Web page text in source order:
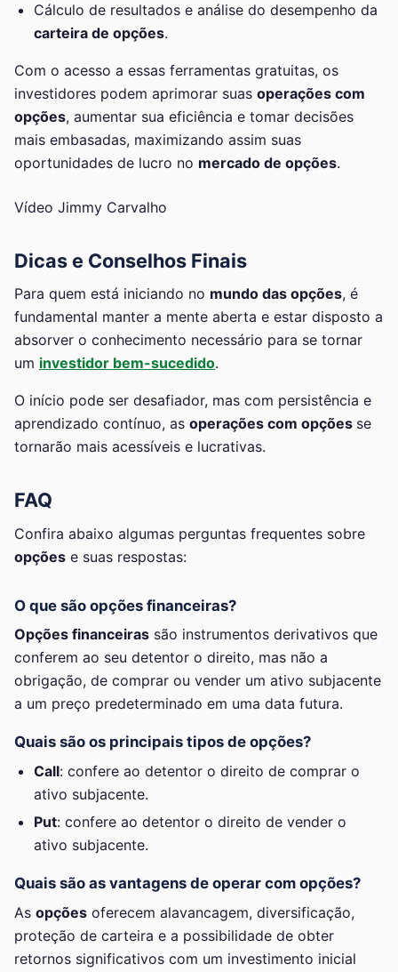
Cálculo de resultados e análise do desempenho da
carteira de opções.
Com o acesso a essas ferramentas gratuitas, os
investidores podem aprimorar suas operações com
opções, aumentar sua eficiência e tomar decisões
mais embasadas, maximizando assim suas
oportunidades de lucro no mercado de opções.
Vídeo Jimmy Carvalho
Dicas e Conselhos Finais
Para quem está iniciando no mundo das opções, é
fundamental manter a mente aberta e estar disposto a
absorver o conhecimento necessário para se tornar
um investidor bem-sucedido.
O início pode ser desafiador, mas com persistência e
aprendizado contínuo, as operações com opções se
tornarão mais acessíveis e lucrativas.
FAQ
Confira abaixo algumas perguntas frequentes sobre
opções e suas respostas:
O que são opções financeiras?
Opções financeiras são instrumentos derivativos que
conferem ao seu detentor o direito, mas não a
obrigação, de comprar ou vender um ativo subjacente
a um preço predeterminado em uma data futura.
Quais são os principais tipos de opções?
Call: confere ao detentor o direito de comprar o
ativo subjacente.
Put: confere ao detentor o direito de vender o
ativo subjacente.
Quais são as vantagens de operar com opções?
As opções oferecem alavancagem, diversificação,
proteção de carteira e a possibilidade de obter
retornos significativos com um investimento inicial